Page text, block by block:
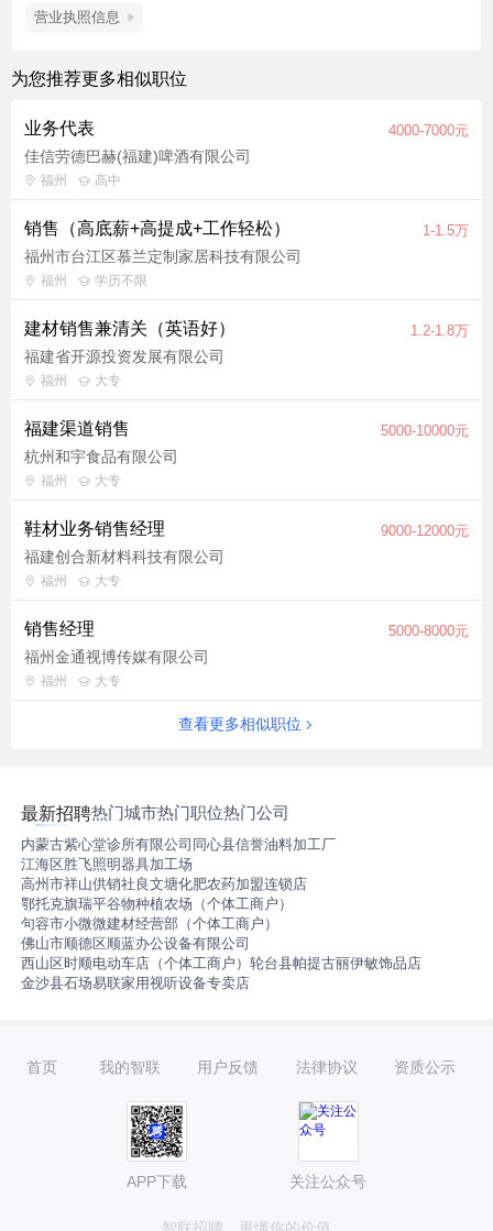
营业执照信息
为您推荐更多相似职位
业务代表 4000-7000元
佳信劳德巴赫(福建)啤酒有限公司
福州 高中
销售（高底薪+高提成+工作轻松） 1-1.5万
福州市台江区慕兰定制家居科技有限公司
福州 学历不限
建材销售兼清关（英语好） 1.2-1.8万
福建省开源投资发展有限公司
福州 大专
福建渠道销售 5000-10000元
杭州和宇食品有限公司
福州 大专
鞋材业务销售经理 9000-12000元
福建创合新材料科技有限公司
福州 大专
销售经理 5000-8000元
福州金通视博传媒有限公司
福州 大专
查看更多相似职位
最新招聘热门城市热门职位热门公司
内蒙古紫心堂诊所有限公司 同心县信誉油料加工厂
江海区胜飞照明器具加工场
高州市祥山供销社良文塘化肥农药加盟连锁店
鄂托克旗瑞平谷物种植农场（个体工商户）
句容市小微微建材经营部（个体工商户）
佛山市顺德区顺蓝办公设备有限公司
西山区时顺电动车店（个体工商户）轮台县帕提古丽伊敏饰品店
金沙县石场易联家用视听设备专卖店
首页 我的智联 用户反馈 法律协议 资质公示
APP下载 关注公众号